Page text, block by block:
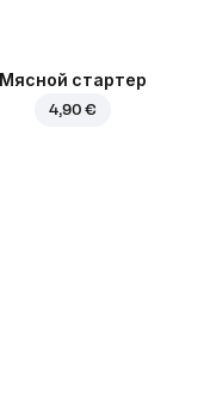
Мясной стартер
4,90 €